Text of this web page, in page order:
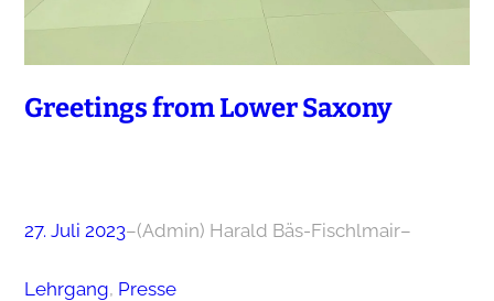
Greetings from Lower Saxony
27. Juli 2023–(Admin) Harald Bäs-Fischlmair–
Lehrgang, Presse